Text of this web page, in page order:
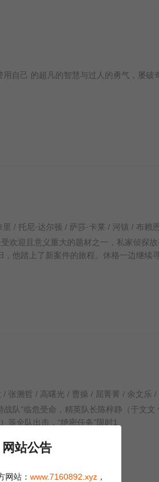
自己 的超凡的智慧与过人的勇气，屡破
欢迎且意义重大的题材之一，私家侦探
他踏上了新案件的旅程。休格一边继续寻
队”临危受命，精英队长陈梓静（于文文
等全队出击，“绝密任务”限时1
网站公告
网站： www.7160892.xyz ，